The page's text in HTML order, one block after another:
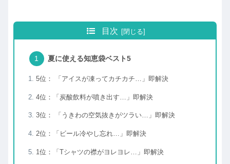
目次
夏に使える知恵袋ベスト5
5位： 「アイスが凍ってカチカチ…」即解決
4位：「炭酸飲料が噴き出す…」即解決
3位： 「うきわの空気抜きがツラい…」即解決
2位：「ビール冷やし忘れ…」即解決
1位：「Tシャツの襟がヨレヨレ…」即解決